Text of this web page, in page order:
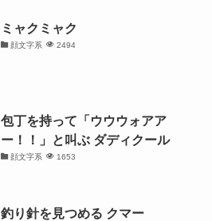
ミャクミャク
顔文字系 2494
包丁を持って「ウウウォアア
ー！！」と叫ぶ ダディクール
顔文字系 1653
釣り針を見つめる クマー